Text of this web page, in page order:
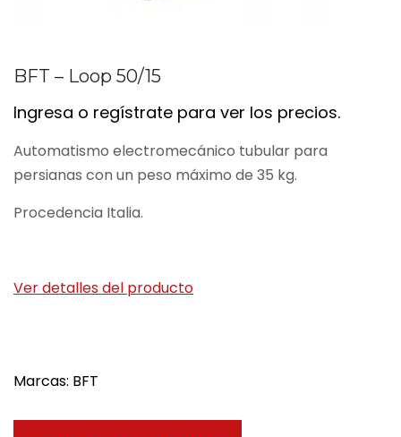
BFT – Loop 50/15
Ingresa o regístrate para ver los precios.
Automatismo electromecánico tubular para
persianas con un peso máximo de 35 kg.
Procedencia Italia.
Ver detalles del producto
Marcas: BFT